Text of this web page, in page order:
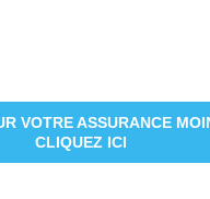
VOTRE ASSURANCE
CLIQUEZ ICI